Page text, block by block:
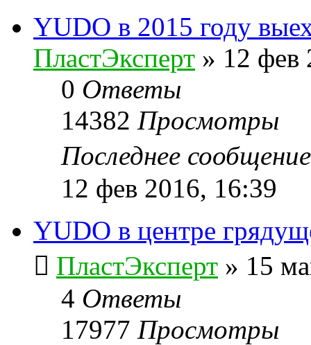
YUDO в 2015 году
ПластЭксперт » 12 фев
0 Ответы
14382 Просмотры
Последнее
12 фев 2016, 16:39
YUDO в центре
ПластЭксперт » 15
4 Ответы
17977 Просмотры